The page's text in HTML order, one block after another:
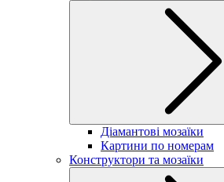
Діамантові мозаїки
Картини по номерам
Конструктори та мозаїки